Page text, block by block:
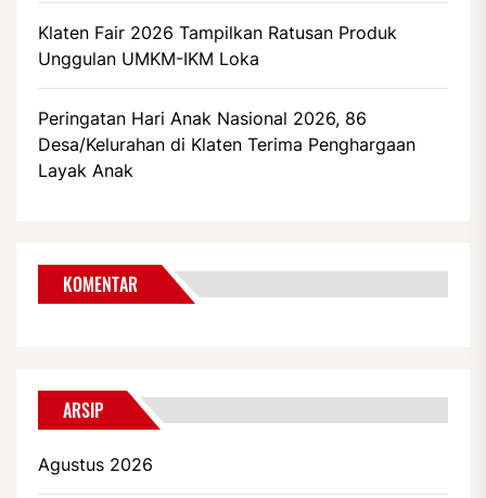
Klaten Fair 2026 Tampilkan Ratusan Produk
Unggulan UMKM-IKM Loka
Peringatan Hari Anak Nasional 2026, 86
Desa/Kelurahan di Klaten Terima Penghargaan
Layak Anak
KOMENTAR
ARSIP
Agustus 2026